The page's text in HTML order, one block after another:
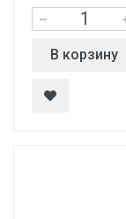
В корзину